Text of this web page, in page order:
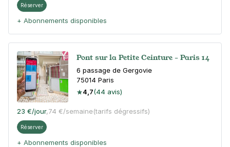
Réserver
+ Abonnements disponibles
Pont sur la Petite Ceinture - Paris 14
6 passage de Gergovie
75014 Paris
4,7(44 avis)
23 €/jour,74 €/semaine(tarifs dégressifs)
Réserver
+ Abonnements disponibles